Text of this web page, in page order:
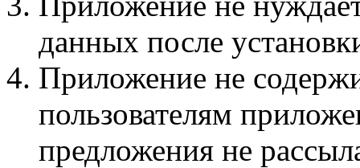
данных после
Приложение не
пользователям
предложения не